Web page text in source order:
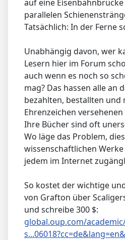
auf eine
parallelen
Tatsächlich: In der Ferne
Unabhängig davon, wer
Lesern hier im Forum
auch wenn es noch so
mag? Das hassen alle an
bezahlten, bestallten und
Ehrenzeichen
Ihre Bücher sind oft
Wo läge das Problem,
wissenschaftlichen
jedem im Internet
So kostet der wichtige
von Grafton über
und schreibe 300 $:
global.oup.com/
s...06018?cc=de&lang=en&